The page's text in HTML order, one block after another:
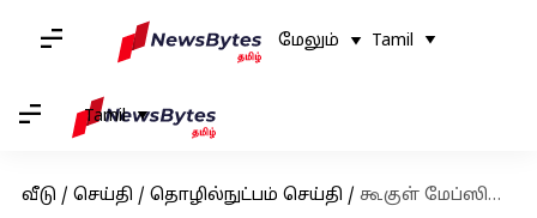
மேலும் Tamil
Tamil
வீடு / செய்தி / தொழில்நுட்பம் செய்தி / கூகுள் மேப்ஸில் டைம்லைன் ஹிஸ்டரி ஜூன் 2025 முதல் வேலை செய்யாது; தரவுகளை பேக்-அப் செய்வது எப்படி?